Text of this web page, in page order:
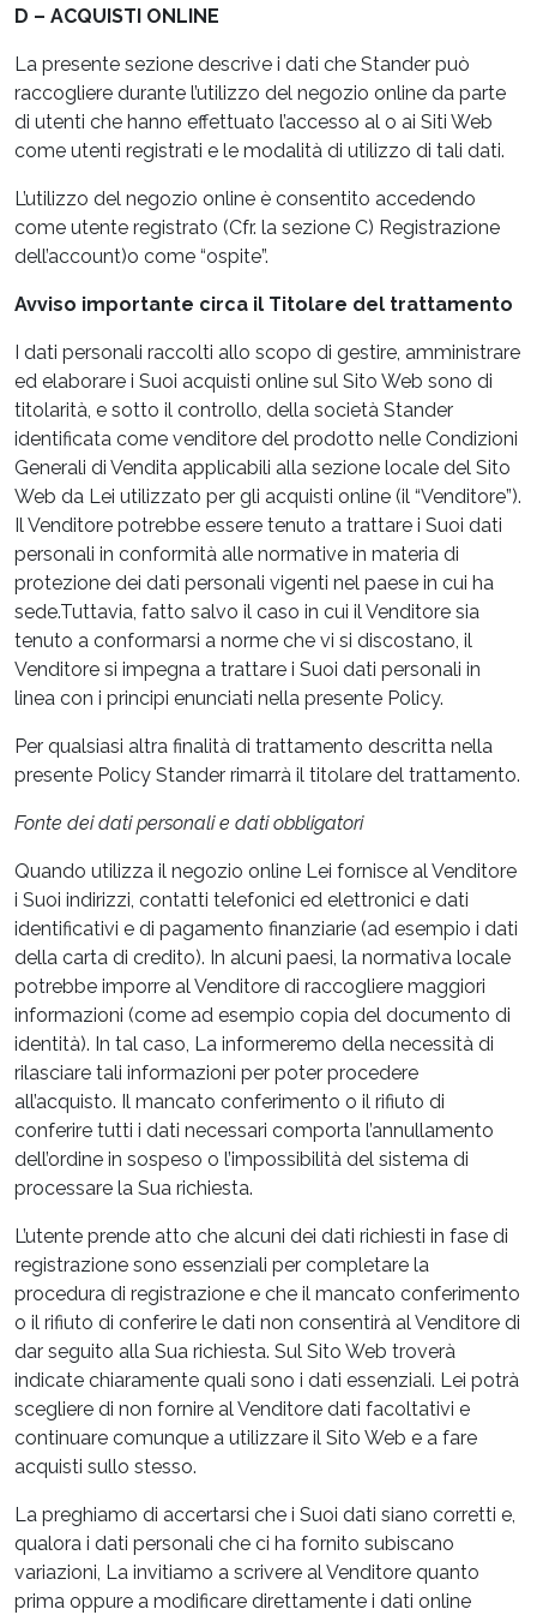
D – ACQUISTI ONLINE
La presente sezione descrive i dati che Stander può
raccogliere durante l’utilizzo del negozio online da parte
di utenti che hanno effettuato l’accesso al o ai Siti Web
come utenti registrati e le modalità di utilizzo di tali dati.
L’utilizzo del negozio online è consentito accedendo
come utente registrato (Cfr. la sezione C) Registrazione
dell’account)o come “ospite”.
Avviso importante circa il Titolare del trattamento
I dati personali raccolti allo scopo di gestire, amministrare
ed elaborare i Suoi acquisti online sul Sito Web sono di
titolarità, e sotto il controllo, della società Stander
identificata come venditore del prodotto nelle Condizioni
Generali di Vendita applicabili alla sezione locale del Sito
Web da Lei utilizzato per gli acquisti online (il “Venditore”).
Il Venditore potrebbe essere tenuto a trattare i Suoi dati
personali in conformità alle normative in materia di
protezione dei dati personali vigenti nel paese in cui ha
sede.Tuttavia, fatto salvo il caso in cui il Venditore sia
tenuto a conformarsi a norme che vi si discostano, il
Venditore si impegna a trattare i Suoi dati personali in
linea con i principi enunciati nella presente Policy.
Per qualsiasi altra finalità di trattamento descritta nella
presente Policy Stander rimarrà il titolare del trattamento.
Fonte dei dati personali e dati obbligatori
Quando utilizza il negozio online Lei fornisce al Venditore
i Suoi indirizzi, contatti telefonici ed elettronici e dati
identificativi e di pagamento finanziarie (ad esempio i dati
della carta di credito). In alcuni paesi, la normativa locale
potrebbe imporre al Venditore di raccogliere maggiori
informazioni (come ad esempio copia del documento di
identità). In tal caso, La informeremo della necessità di
rilasciare tali informazioni per poter procedere
all’acquisto. Il mancato conferimento o il rifiuto di
conferire tutti i dati necessari comporta l’annullamento
dell’ordine in sospeso o l’impossibilità del sistema di
processare la Sua richiesta.
L’utente prende atto che alcuni dei dati richiesti in fase di
registrazione sono essenziali per completare la
procedura di registrazione e che il mancato conferimento
o il rifiuto di conferire le dati non consentirà al Venditore di
dar seguito alla Sua richiesta. Sul Sito Web troverà
indicate chiaramente quali sono i dati essenziali. Lei potrà
scegliere di non fornire al Venditore dati facoltativi e
continuare comunque a utilizzare il Sito Web e a fare
acquisti sullo stesso.
La preghiamo di accertarsi che i Suoi dati siano corretti e,
qualora i dati personali che ci ha fornito subiscano
variazioni, La invitiamo a scrivere al Venditore quanto
prima oppure a modificare direttamente i dati online